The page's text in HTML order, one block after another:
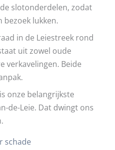
slotonderdelen, zodat
bezoek lukken.
in de Leiestreek rond
uit zowel oude
verkavelingen. Beide
onze belangrijkste
de-Leie. Dat dwingt ons
schade